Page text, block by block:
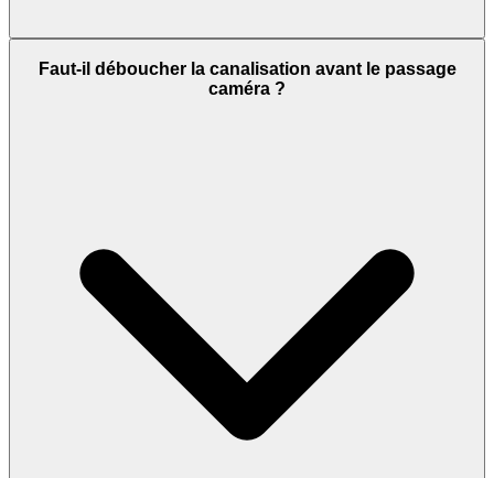
Faut-il déboucher la canalisation avant le passage
caméra ?